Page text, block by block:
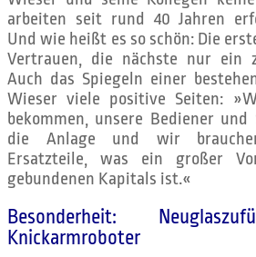
arbeiten seit rund 40 Jahren
Und wie heißt es so schön: Die
Vertrauen, die nächste nur ein
Auch das Spiegeln einer
Wieser viele positive Seiten:
bekommen, unsere Bediener und
die Anlage und wir
Ersatzteile, was ein großer
gebundenen Kapitals ist.«
Besonderheit:
Knickarmroboter